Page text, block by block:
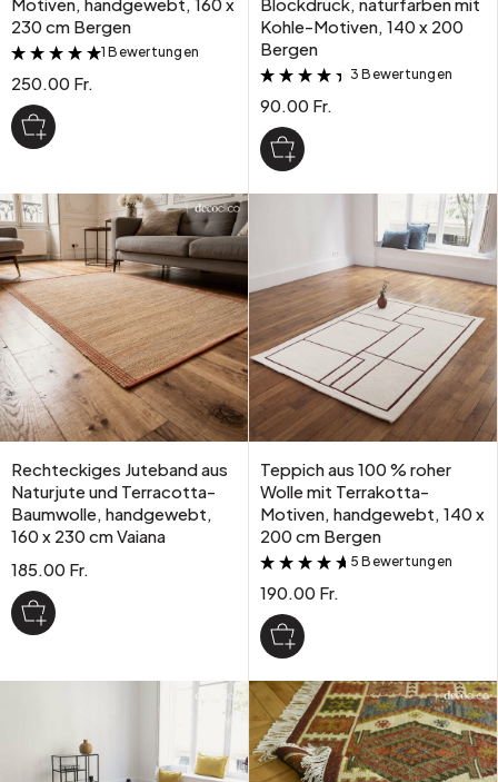
230 cm Bergen
&
1 Bewertungen
250.00 Fr.
Kohle-Motiven, 140 x 200
Bergen
&
3 Bewertungen
90.00 Fr.
Rechteckiges Juteband aus
Naturjute und Terracotta-
Baumwolle, handgewebt,
160 x 230 cm Vaiana
185.00 Fr.
Teppich aus 100 % roher
Wolle mit Terrakotta-
Motiven, handgewebt, 140 x
200 cm Bergen
&
5 Bewertungen
190.00 Fr.